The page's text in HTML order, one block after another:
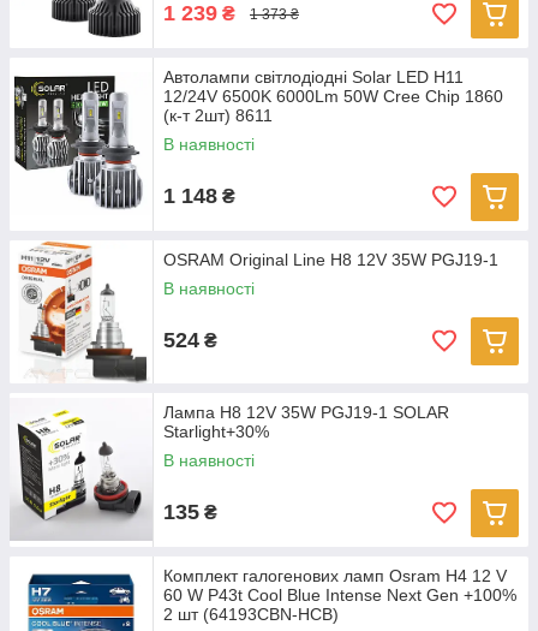
1 239 ₴ 1 373 ₴
Автолампи світлодіодні Solar LED H11
12/24V 6500K 6000Lm 50W Cree Chip 1860
(к-т 2шт) 8611
В наявності
1 148 ₴
OSRAM Original Line H8 12V 35W PGJ19-1
В наявності
524 ₴
Лампа H8 12V 35W PGJ19-1 SOLAR
Starlight+30%
В наявності
135 ₴
Комплект галогенових ламп Osram H4 12 V
60 W P43t Cool Blue Intense Next Gen +100%
2 шт (64193CBN-HCB)